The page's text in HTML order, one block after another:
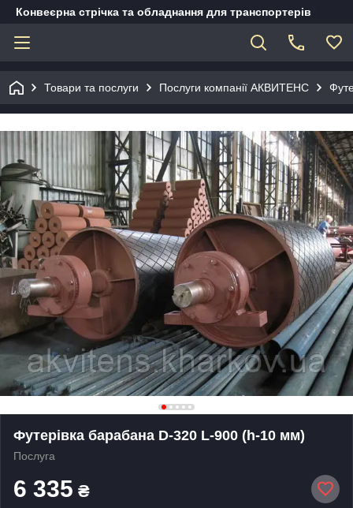
Конвеєрна стрічка та обладнання для транспортерів
Товари та послуги Послуги компанії АКВИТЕНС
Футерівка барабана D-320 L-900 (h-10 мм)
Послуга
6 335 ₴